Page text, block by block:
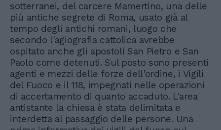
sotterranei, del carcere Mamertino, una delle
più antiche segrete di Roma, usato già al
tempo degli antichi romani, luogo che
secondo l'agiografia cattolica avrebbe
ospitato anche gli apostoli San Pietro e San
Paolo come detenuti. Sul posto sono presenti
agenti e mezzi delle forze dell'ordine, i Vigili
del Fuoco e il 118, impegnati nelle operazioni
di accertamento di quanto accaduto. L'area
antistante la chiesa è stata delimitata e
interdetta al passaggio delle persone. Una